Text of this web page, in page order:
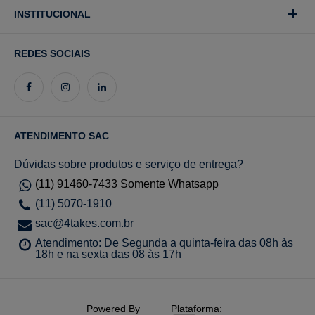
INSTITUCIONAL
REDES SOCIAIS
ATENDIMENTO SAC
Dúvidas sobre produtos e serviço de entrega?
(11) 91460-7433 Somente Whatsapp
(11) 5070-1910
sac@4takes.com.br
Atendimento: De Segunda a quinta-feira das 08h às
18h e na sexta das 08 às 17h
Powered By Plataforma: